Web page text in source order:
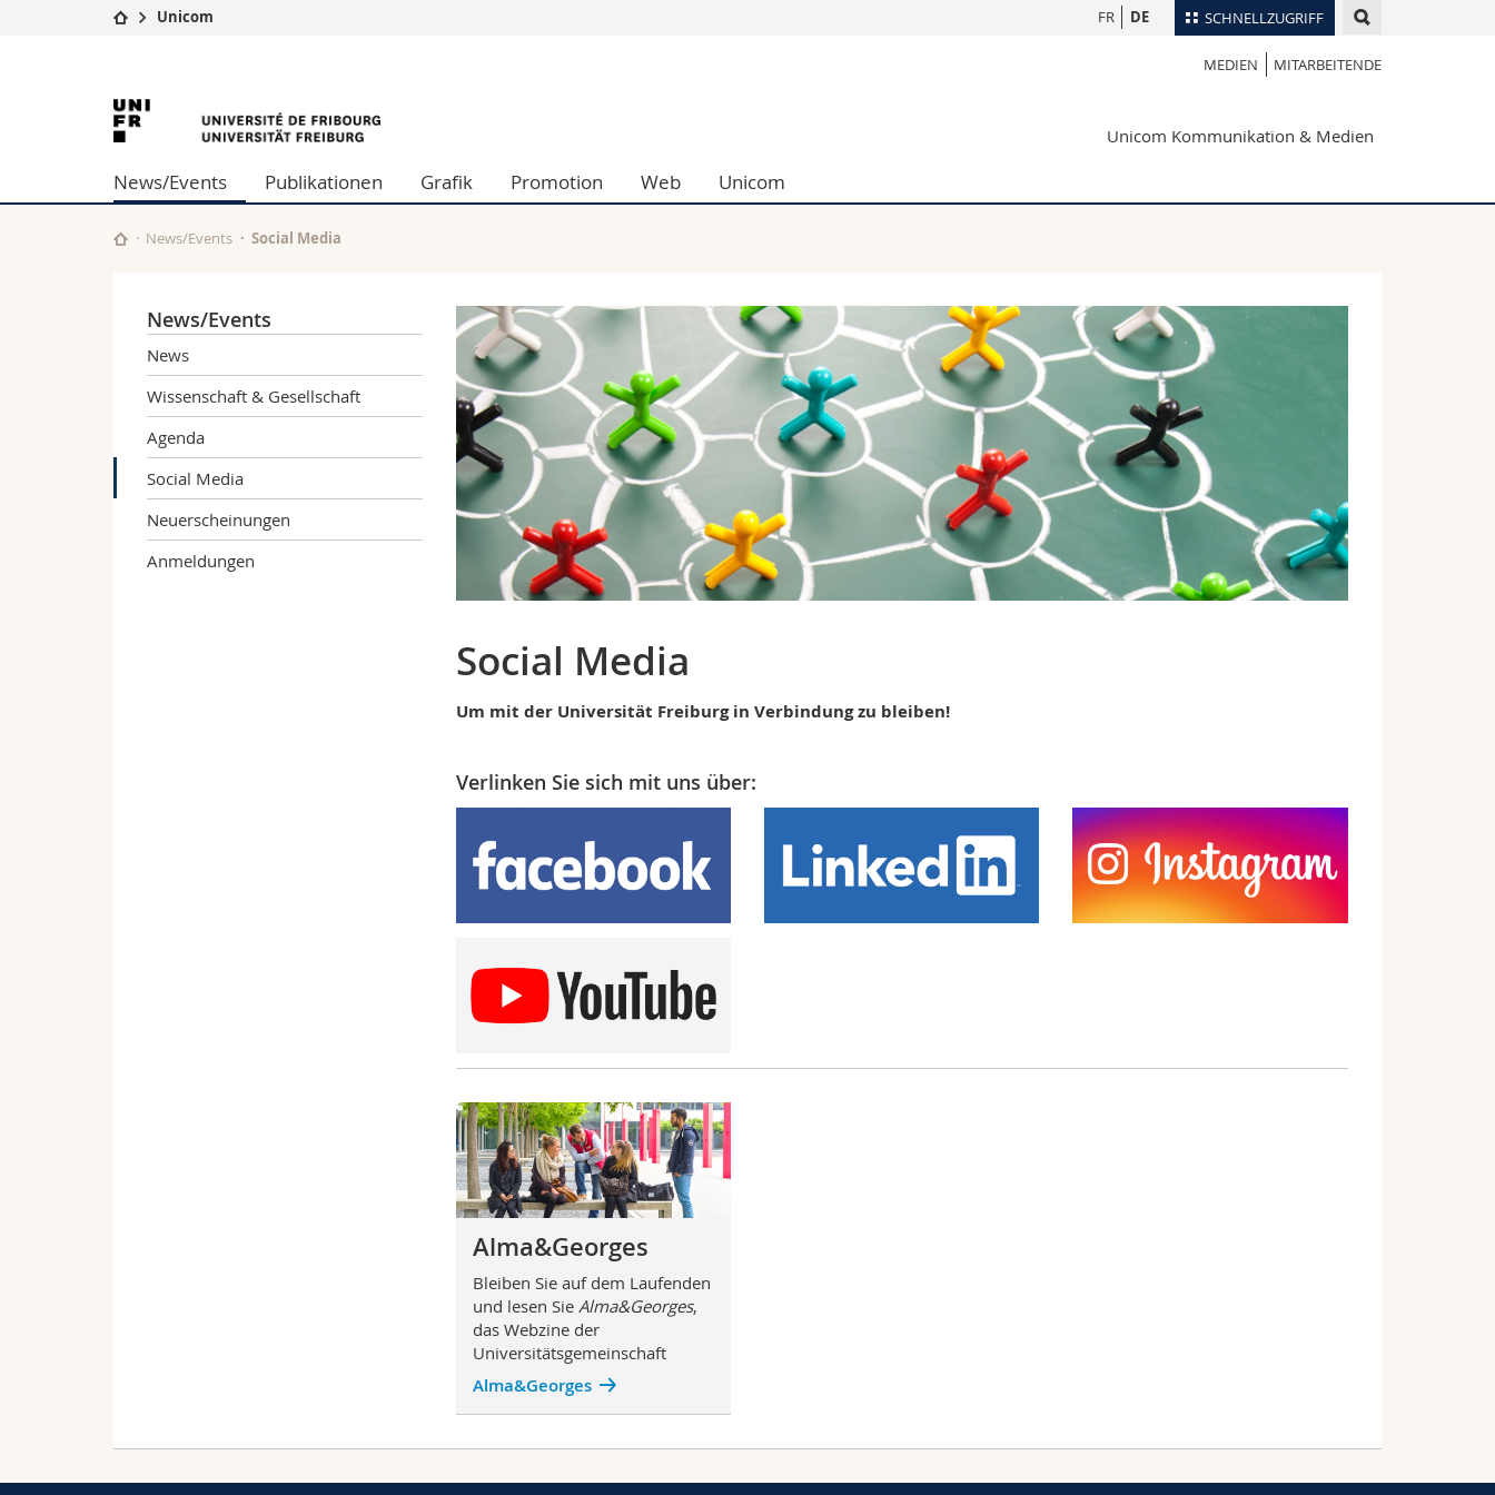
SCHNELLZUGRIFF
Studium
Campus
Universität
Weiterbildung
Theologische Fak.
Philosophische Fak.
Fak. für Erziehungs- und Bildungswissenschaften
Mitarbeitende
Personenverzeichnis
Bibliotheken
Vorlesungsverzeichnis
FR DE
Unicom
MEDIEN MITARBEITENDE
Universität
Freiburg
Unicom Kommunikation & Medien
News/Events Publikationen Grafik Promotion Web Unicom
News/Events Social Media
News/Events
News
Wissenschaft & Gesellschaft
Agenda
Social Media
Neuerscheinungen
Anmeldungen
Social Media
Um mit der Universität Freiburg in Verbindung zu bleiben!
Verlinken Sie sich mit uns über:
Alma&Georges
Bleiben Sie auf dem Laufenden
und lesen Sie Alma&Georges,
das Webzine der
Universitätsgemeinschaft
Alma&Georges